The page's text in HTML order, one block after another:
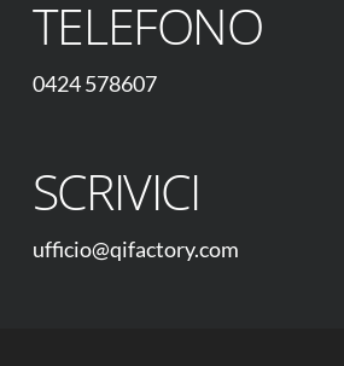
TELEFONO
0424 578607
SCRIVICI
ufficio@qifactory.com